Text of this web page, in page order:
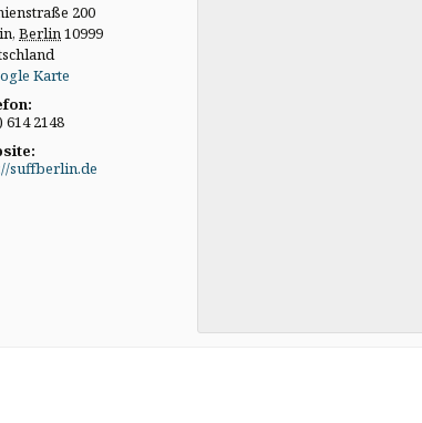
200
, Berlin10999
Karte
614 2148
suffberlin.de